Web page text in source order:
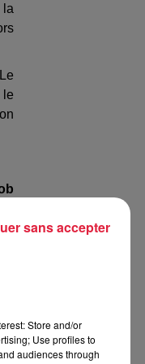
la
le
Store and/or
Use profiles to
audiences through
sans accepter